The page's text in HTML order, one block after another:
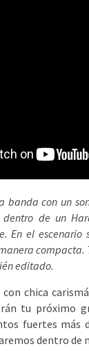
banda con un
dentro de un
En el escenario
compacta.
editado.
chica
tu próximo
fuertes más
dentro de